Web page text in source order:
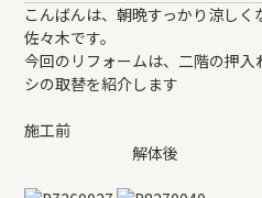
WORKS
LINEUP
こんばんは、朝晩すっかり涼し
佐々木です。
今回のリフォームは、二階の押
シの取替を紹介します
施
解体後